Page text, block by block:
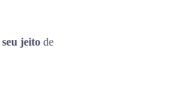
seu jeito de